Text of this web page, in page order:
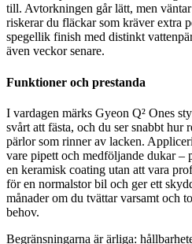
till. Avtorkningen går lätt, men
riskerar du fläckar som kräver extra
spegellik finish med distinkt
även veckor senare.
Funktioner och prestanda
I vardagen märks Gyeon Q² Ones
svårt att fästa, och du ser snabbt hur
pärlor som rinner av lacken.
vare pipett och medföljande dukar
en keramisk coating utan att vara
för en normalstor bil och ger ett
månader om du tvättar varsamt och
behov.
Begränsningarna är ärliga: